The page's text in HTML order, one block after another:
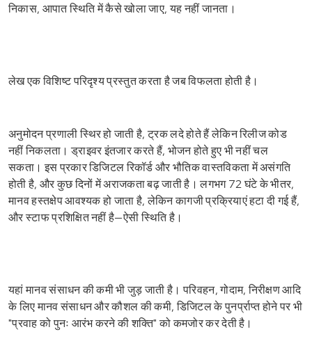
निकास, आपात स्थिति में कैसे खोला जाए, यह नहीं जानता।
लेख एक विशिष्ट परिदृश्य प्रस्तुत करता है जब विफलता होती है।
अनुमोदन प्रणाली स्थिर हो जाती है, ट्रक लदे होते हैं लेकिन रिलीज कोड
नहीं निकलता। ड्राइवर इंतजार करते हैं, भोजन होते हुए भी नहीं चल
सकता। इस प्रकार डिजिटल रिकॉर्ड और भौतिक वास्तविकता में असंगति
होती है, और कुछ दिनों में अराजकता बढ़ जाती है। लगभग 72 घंटे के भीतर,
मानव हस्तक्षेप आवश्यक हो जाता है, लेकिन कागजी प्रक्रियाएं हटा दी गई हैं,
और स्टाफ प्रशिक्षित नहीं है—ऐसी स्थिति है।
यहां मानव संसाधन की कमी भी जुड़ जाती है। परिवहन, गोदाम, निरीक्षण आदि
के लिए मानव संसाधन और कौशल की कमी, डिजिटल के पुनर्प्राप्त होने पर भी
"प्रवाह को पुनः आरंभ करने की शक्ति" को कमजोर कर देती है।